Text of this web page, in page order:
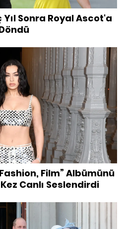
Sonra Royal Ascot'a
Film” Albümünü
Canlı Seslendirdi